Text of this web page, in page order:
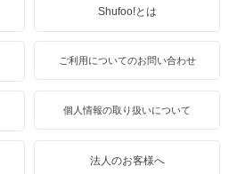
Shufoo!とは
ご利用についてのお問い合わせ
個人情報の取り扱いについて
法人のお客様へ